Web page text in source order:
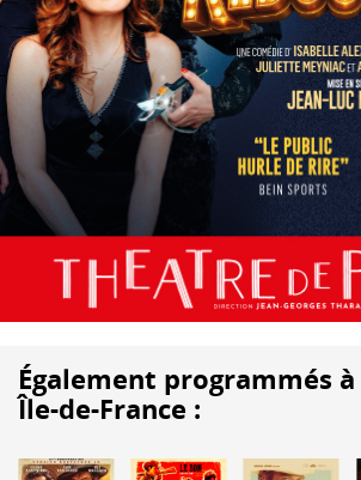
Également programmés
Île-de-France :